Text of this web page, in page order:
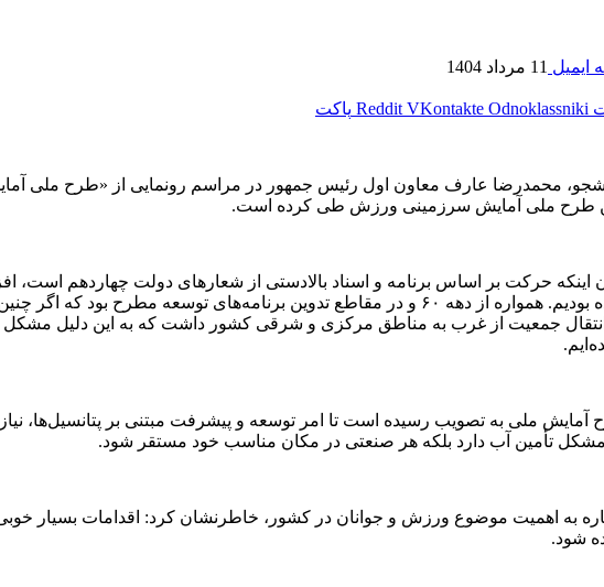
ایمیل 11 مرداد 1404
Reddit VKontakte Odnoklassniki پاکت
محمدرضا عارف معاون اول رئیس جمهور در مراسم رونمایی از «طرح ملی
طرح ملی آمایش سرزمینی ورزش طی کرده است.
اینکه حرکت بر اساس برنامه و اسناد بالادستی از شعار‌های دولت چهاردهم است،
دلایلی، تا مقطعی موفق به تهیه آن نشده بودیم. همواره از دهه ۶۰ و در مقاطع
جمعیت از غرب به مناطق مرکزی و شرقی کشور داشت که به این دلیل مشکل
ملی به تصویب رسیده است تا امر توسعه و پیشرفت مبتنی بر پتانسیل‌ها،
تأمین آب دارد بلکه هر صنعتی در مکان مناسب خود مستقر شود.
به اهمیت موضوع ورزش و جوانان در کشور، خاطرنشان کرد: اقدامات بسیار
شود.